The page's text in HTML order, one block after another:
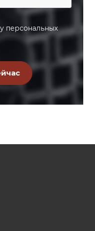
персональных